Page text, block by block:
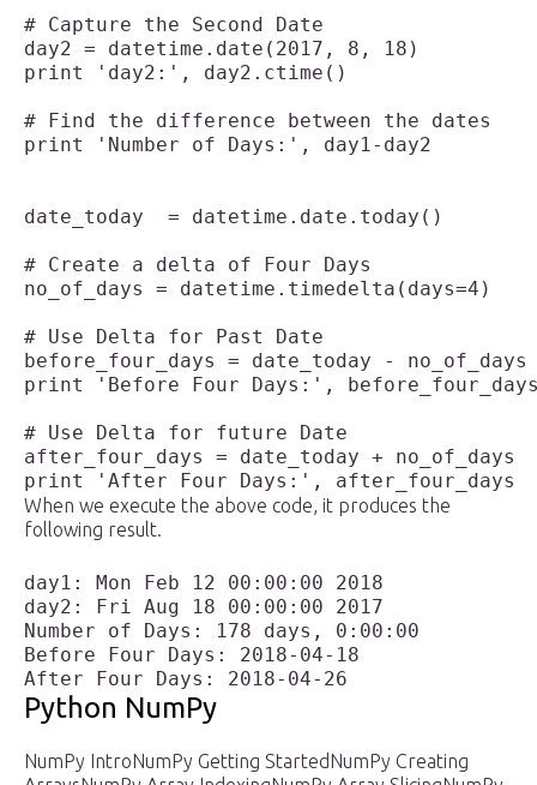
# Capture the Second Date
day2 = datetime.date(2017, 8, 18)
print 'day2:', day2.ctime()
# Find the difference between the dates
print 'Number of Days:', day1-day2
date_today  = datetime.date.today()
# Create a delta of Four Days
no_of_days = datetime.timedelta(days=4)
# Use Delta for Past Date
before_four_days = date_today -
print 'Before Four Days:',
# Use Delta for future Date
after_four_days = date_today + no_of_days
When we execute the above code, it produces the
following result.
day1: Mon Feb 12 00:00:00 2018
day2: Fri Aug 18 00:00:00 2017
Number of Days: 178 days, 0:00:00
Before Four Days: 2018-04-18
Python NumPy
NumPy IntroNumPy Getting StartedNumPy Creating